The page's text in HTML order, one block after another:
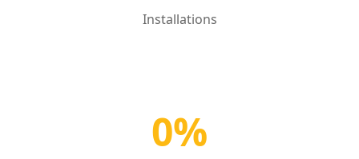
Installations
0%